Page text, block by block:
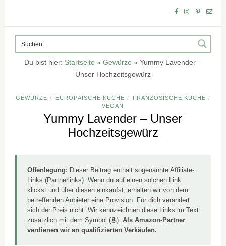
Du bist hier: Startseite » Gewürze » Yummy Lavender –
Unser Hochzeitsgewürz
GEWÜRZE / EUROPÄISCHE KÜCHE / FRANZÖSISCHE KÜCHE /
VEGAN
Yummy Lavender – Unser
Hochzeitsgewürz
Offenlegung: Dieser Beitrag enthält sogenannte Affiliate-
Links (Partnerlinks). Wenn du auf einen solchen Link
klickst und über diesen einkaufst, erhalten wir von dem
betreffenden Anbieter eine Provision. Für dich verändert
sich der Preis nicht. Wir kennzeichnen diese Links im Text
zusätzlich mit dem Symbol (
).Als Amazon-Partner
verdienen wir an qualifizierten Verkäufen.